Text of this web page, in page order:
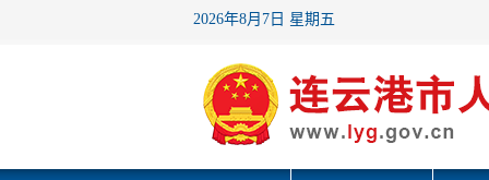
2026年8月7日 星期五